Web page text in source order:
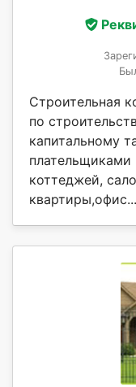
Строительная
по
капитальному
коттеджей,